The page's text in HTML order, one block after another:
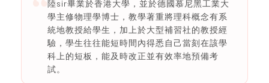
陸sir畢業於香港大學，並於德國慕尼黑工業大
學主修物理學博士，教學著重將理科概念有系
統地教授給學生，加上於大型補習社的教授經
驗，學生往往能短時間內得悉自己當刻在該學
科上的短板，能及時改正並有效率地預備考
試。